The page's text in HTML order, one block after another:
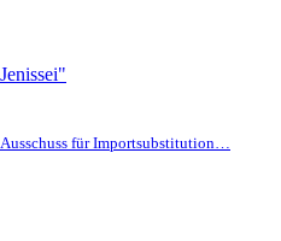
für Importsubstitution…